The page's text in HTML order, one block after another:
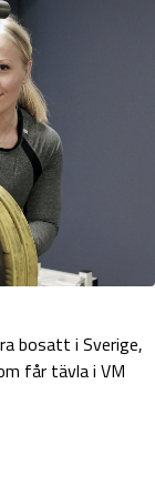
bosatt i Sverige,
får tävla i VM